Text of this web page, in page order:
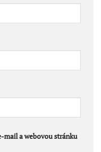
mail a webovou stránku